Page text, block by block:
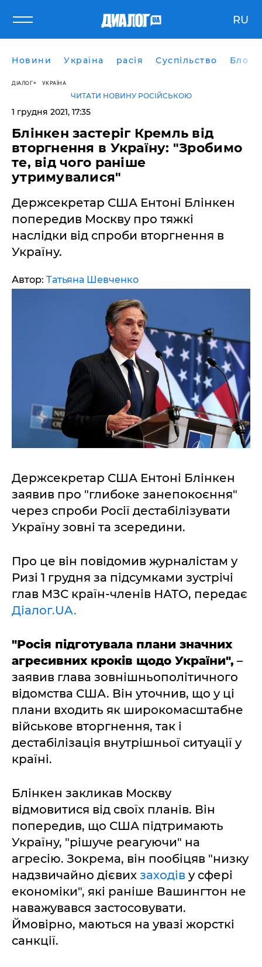
RU
Новини Україна расія Суспільство Блоги
ДІАЛОГ УКРАЇНА
ЧИТАТИ НОВИНУ РОСІЙСЬКОЮ
1 грудня 2021, 17:35
Блінкен застеріг Кремль від
вторгнення в Україну: "Зробимо
те, від чого раніше
утримувалися"
Держсекретар США Ентоні Блінкен
попередив Москву про тяжкі
наслідки від спроби вторгнення в
Україну.
Автор: Татьяна Шевченко
Держсекретар США Ентоні Блінкен
заявив про "глибоке занепокоєння"
через спроби Росії дестабілізувати
Україну зовні та зсередини.
Про це він повідомив журналістам у
Ризі 1 грудня за підсумками зустрічі
глав МЗС країн-членів НАТО, передає
Діалог.UA.
"Росія підготувала плани значних
агресивних кроків щодо України", –
заявив глава зовнішньополітичного
відомства США. Він уточнив, що у ці
плани входить як широкомасштабне
військове вторгнення, так і
дестабілізація внутрішньої ситуації у
країні.
Блінкен закликав Москву
відмовитися від своїх планів. Він
попередив, що США підтримають
Україну, "рішуче реагуючи" на
агресію. Зокрема, він пообіцяв "низку
надзвичайно дієвих заходів у сфері
економіки", які раніше Вашингтон не
наважувався застосовувати.
Ймовірно, маються на увазі жорсткі
санкції.